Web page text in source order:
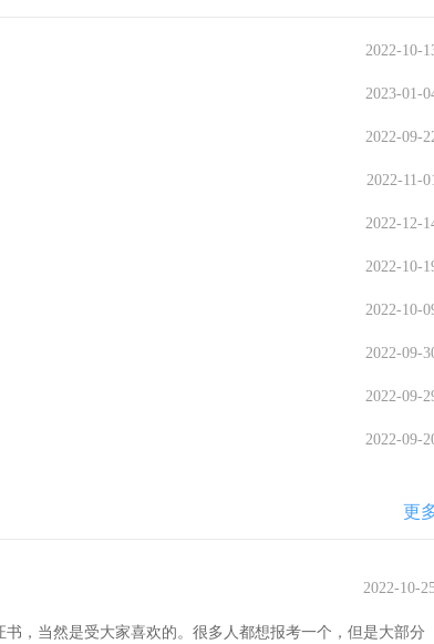
2022-10-
2023-01-
2022-09-
2022-11-
2022-12-
2022-10-
2022-10-
2022-09-
2022-09-
2022-09-
更
2022-10-
，当然是受大家喜欢的。很多人都想报考一个，但是大部分